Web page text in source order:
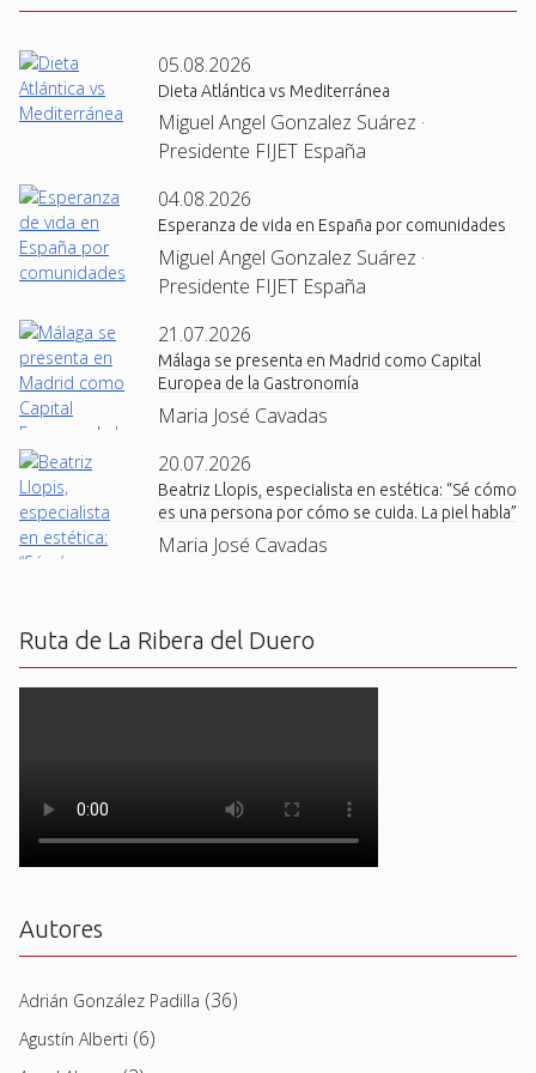
05.08.2026
Dieta Atlántica vs Mediterránea
Miguel Angel Gonzalez Suárez ·
Presidente FIJET España
04.08.2026
Esperanza de vida en España por comunidades
Miguel Angel Gonzalez Suárez ·
Presidente FIJET España
21.07.2026
Málaga se presenta en Madrid como Capital
Europea de la Gastronomía
Maria José Cavadas
20.07.2026
Beatriz Llopis, especialista en estética: “Sé cómo
es una persona por cómo se cuida. La piel habla”
Maria José Cavadas
Ruta de La Ribera del Duero
Autores
Adrián González Padilla (36)
Agustín Alberti (6)